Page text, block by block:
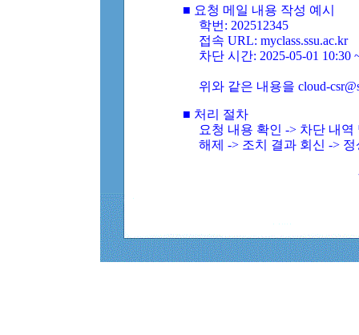
■ 요청 메일 내용 작성 예시
학번: 202512345
접속 URL: myclass.ssu.ac.kr
차단 시간: 2025-05-01 10:30
위와 같은 내용을 cloud-
■ 처리 절차
요청 내용 확인 -> 차단 내
해제 -> 조치 결과 회신 ->